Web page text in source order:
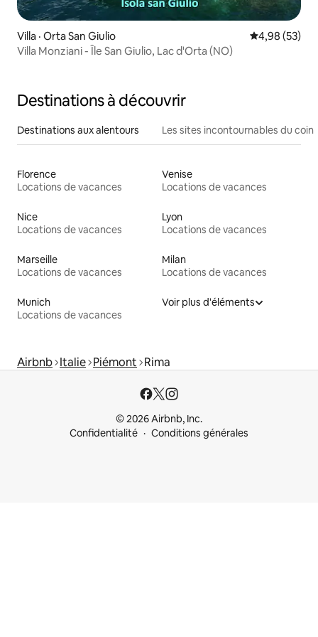
Villa · Orta San Giulio Note
4,98 (53)
Villa Monziani - Île San Giulio, Lac d'Orta (NO)
Destinations à découvrir
Destinations aux alentours Les sites incontournables du coin
Florence
Locations de vacances
Venise
Locations de vacances
Nice
Locations de vacances
Lyon
Locations de vacances
Marseille
Locations de vacances
Milan
Locations de vacances
Munich
Locations de vacances
Voir plus d'éléments
Airbnb Italie Piémont Rima
© 2026 Airbnb, Inc.
Confidentialité
Conditions générales